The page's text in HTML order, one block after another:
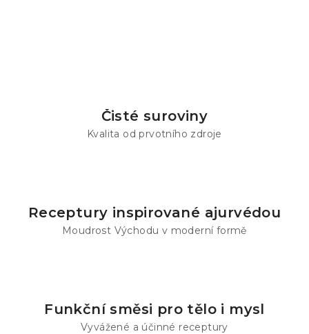
Čisté suroviny
Kvalita od prvotního zdroje
Receptury inspirované ajurvédou
Moudrost Východu v moderní formě
Funkční směsi pro tělo i mysl
Vyvážené a účinné receptury